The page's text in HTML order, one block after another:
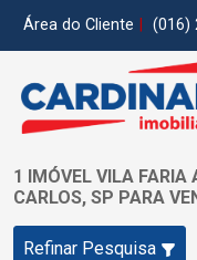
Área do Cliente (016)
1 IMÓVEL VILA FARIA
CARLOS, SP PARA
Refinar Pesquisa